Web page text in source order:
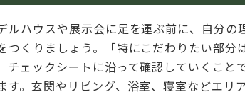
ルハウスや展示会に足を運ぶ前に、自分
つくりましょう。「特にこだわりたい部
チェックシートに沿って確認していくこ
す。玄関やリビング、浴室、寝室などエリ